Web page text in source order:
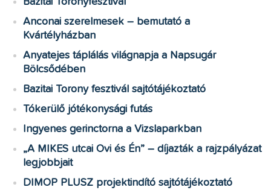
Anconai szerelmesek – bemutató a
Kvártélyházban
Anyatejes táplálás világnapja a Napsugár
Bölcsődében
Bazitai Torony fesztivál sajtótájékoztató
Tókerülő jótékonysági futás
Ingyenes gerinctorna a Vizslaparkban
„A MIKES utcai Ovi és Én” – díjazták a rajzpályázat
legjobbjait
DIMOP PLUSZ projektindító sajtótájékoztató